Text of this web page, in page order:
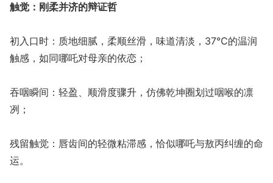
触觉：刚柔并济的辩证哲
初入口时：质地细腻，柔顺丝滑，味道清淡，37℃的温润
触感，如同哪吒对母亲的依恋；
吞咽瞬间：轻盈、顺滑度骤升，仿佛乾坤圈划过咽喉的凛
冽；
残留触觉：唇齿间的轻微粘滞感，恰似哪吒与敖丙纠缠的命
运。